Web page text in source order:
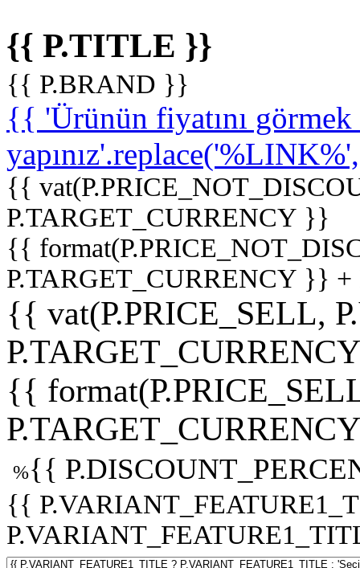
{{ P.TITLE }}
{{ P.BRAND }}
{{ 'Ürünün fiyatını
{{
P.TARGET_CURRENCY }}
{{
P.TARGET_CURRENCY }}
{{ vat(P.PRICE_SELL,
{{
%{{
{{